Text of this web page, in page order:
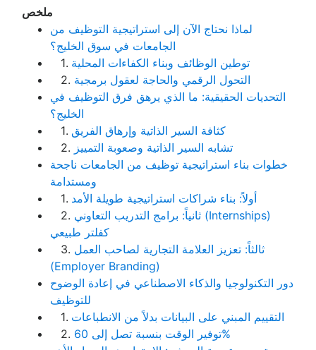
ملخص
لماذا نحتاج الآن إلى استراتيجية التوظيف من
الجامعات في سوق الخليج؟
1. توطين الوظائف وبناء الكفاءات المحلية
2. التحول الرقمي والحاجة لعقول برمجية
التحديات الحقيقية: ما الذي يرهق فرق التوظيف في
الخليج؟
1. كثافة السير الذاتية وإرهاق الفريق
2. تشابه السير الذاتية وصعوبة التمييز
خطوات بناء استراتيجية توظيف من الجامعات ناجحة
ومستدامة
1. أولاً: بناء شراكات استراتيجية طويلة الأمد
2. ثانياً: برامج التدريب التعاوني (Internships)
كفلتر طبيعي
3. ثالثاً: تعزيز العلامة التجارية لصاحب العمل
(Employer Branding)
دور التكنولوجيا والذكاء الاصطناعي في إعادة الوضوح
للتوظيف
1. التقييم المبني على البيانات بدلاً من الانطباعات
2.
توفير الوقت بنسبة تصل إلى 60%